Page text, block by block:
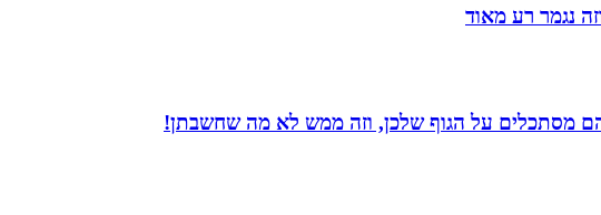
מסתכלים על הגוף שלכן, וזה ממש לא מה שחשבתן!